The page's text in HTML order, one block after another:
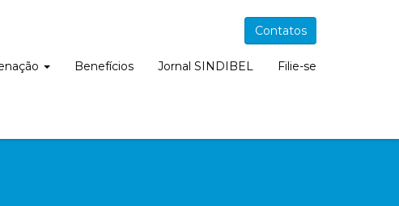
Contatos
Benefícios Jornal SINDIBEL Filie-se